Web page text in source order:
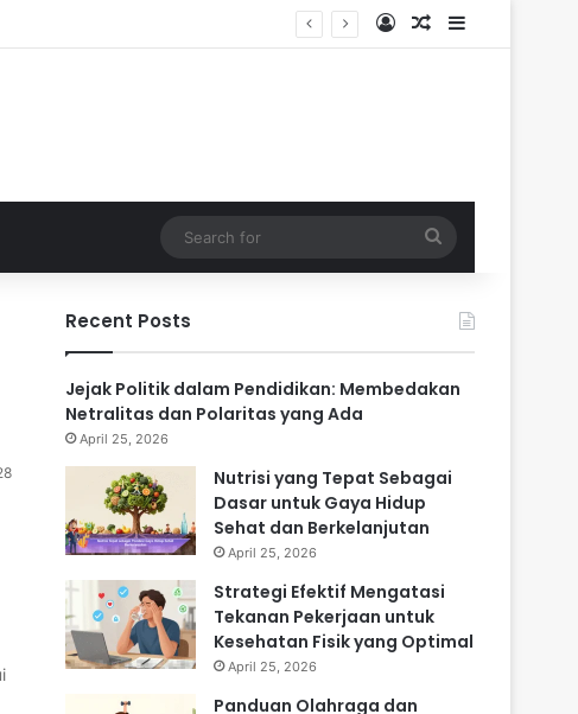
Log InRandom Article
Sidebar
for
Recent Posts
Jejak Politik dalam Pendidikan: Membedakan
Netralitas dan Polaritas yang Ada
April 25, 2026
Nutrisi yang Tepat Sebagai
Dasar untuk Gaya Hidup
Sehat dan Berkelanjutan
April 25, 2026
Strategi Efektif Mengatasi
Tekanan Pekerjaan untuk
Kesehatan Fisik yang Optimal
April 25, 2026
Panduan Olahraga dan